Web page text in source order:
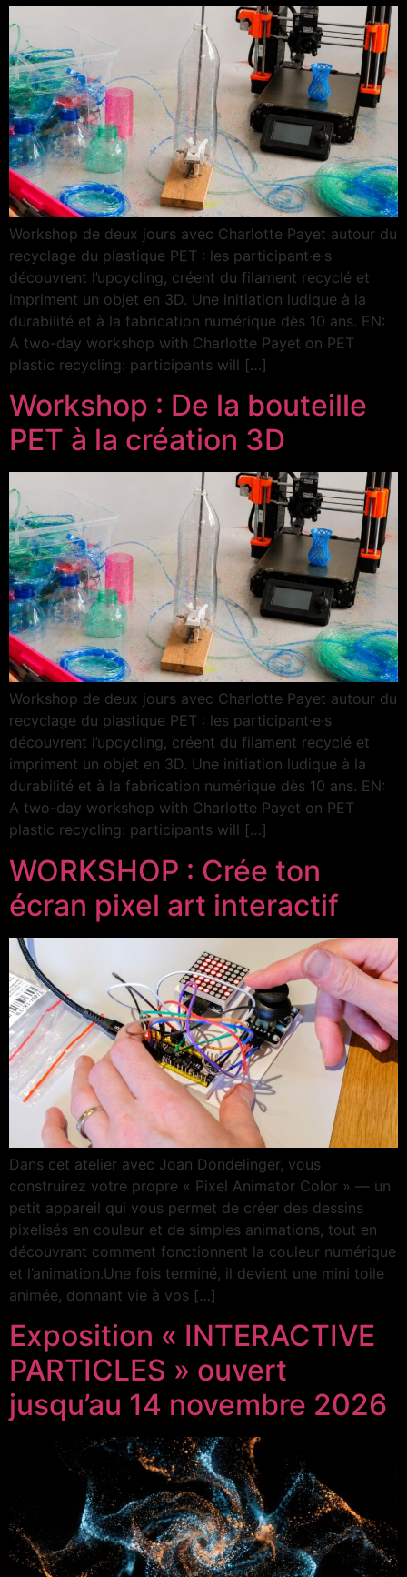
Workshop de deux jours avec Charlotte Payet autour du
recyclage du plastique PET : les participant·e·s
découvrent l’upcycling, créent du filament recyclé et
impriment un objet en 3D. Une initiation ludique à la
durabilité et à la fabrication numérique dès 10 ans. EN:
A two-day workshop with Charlotte Payet on PET
plastic recycling: participants will […]
Workshop : De la bouteille
PET à la création 3D
Workshop de deux jours avec Charlotte Payet autour du
recyclage du plastique PET : les participant·e·s
découvrent l’upcycling, créent du filament recyclé et
impriment un objet en 3D. Une initiation ludique à la
durabilité et à la fabrication numérique dès 10 ans. EN:
A two-day workshop with Charlotte Payet on PET
plastic recycling: participants will […]
WORKSHOP : Crée ton
écran pixel art interactif
Dans cet atelier avec Joan Dondelinger, vous
construirez votre propre « Pixel Animator Color » — un
petit appareil qui vous permet de créer des dessins
pixelisés en couleur et de simples animations, tout en
découvrant comment fonctionnent la couleur numérique
et l’animation.Une fois terminé, il devient une mini toile
animée, donnant vie à vos […]
Exposition « INTERACTIVE
PARTICLES » ouvert
jusqu’au 14 novembre 2026